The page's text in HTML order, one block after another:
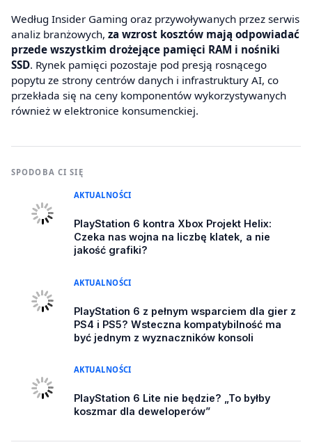
Według Insider Gaming oraz przywoływanych przez serwis
analiz branżowych, za wzrost kosztów mają odpowiadać
przede wszystkim drożejące pamięci RAM i nośniki
SSD. Rynek pamięci pozostaje pod presją rosnącego
popytu ze strony centrów danych i infrastruktury AI, co
przekłada się na ceny komponentów wykorzystywanych
również w elektronice konsumenckiej.
SPODOBA CI SIĘ
AKTUALNOŚCI
PlayStation 6 kontra Xbox Projekt Helix:
Czeka nas wojna na liczbę klatek, a nie
jakość grafiki?
AKTUALNOŚCI
PlayStation 6 z pełnym wsparciem dla gier z
PS4 i PS5? Wsteczna kompatybilność ma
być jednym z wyznaczników konsoli
AKTUALNOŚCI
PlayStation 6 Lite nie będzie? „To byłby
koszmar dla deweloperów”